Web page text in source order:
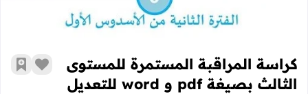
كراسة المراقبة المستمرة للمستوى
الثالث بصيغة pdf و word للتعديل
زر أضف